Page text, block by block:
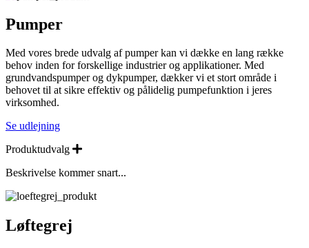
Pumper
Med vores brede udvalg af pumper kan vi dække en lang række
behov inden for forskellige industrier og applikationer. Med
grundvandspumper og dykpumper, dækker vi et stort område i
behovet til at sikre effektiv og pålidelig pumpefunktion i jeres
virksomhed.
Se udlejning
Produktudvalg
Expand
Beskrivelse kommer snart...
Løftegrej